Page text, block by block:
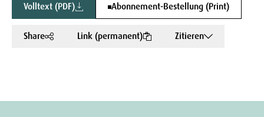
Volltext (PDF) Abonnement-Bestellung (Print)
Share Link (permanent) Zitieren